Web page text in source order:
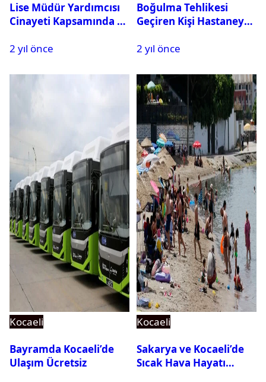
Lise Müdür Yardımcısı
Cinayeti Kapsamında 11
2 yıl önce
Boğulma Tehlikesi
Geçiren Kişi Hastaneye
2 yıl önce
Kocaeli
Bayramda Kocaeli’de
Ulaşım Ücretsiz
Kocaeli
Sakarya ve Kocaeli’de
Sıcak Hava Hayatı